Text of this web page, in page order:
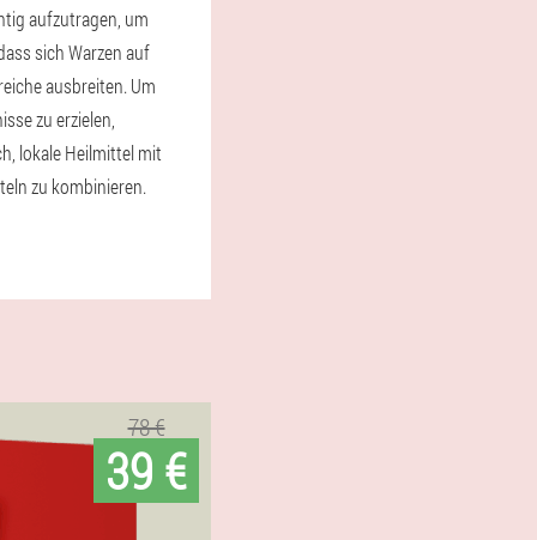
aufzutragen, um
sich Warzen auf
ausbreiten. Um
zu erzielen,
lokale Heilmittel mit
zu kombinieren.
78 €
39 €